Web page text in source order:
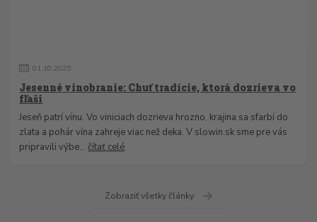
01. 10.2025
Jesenné vinobranie: Chuť tradície, ktorá dozrieva vo
fľaši
Jeseň patrí vínu. Vo viniciach dozrieva hrozno, krajina sa sfarbí do
zlata a pohár vína zahreje viac než deka. V slowin.sk sme pre vás
pripravili výbe...čítať celé
Zobraziť všetky články